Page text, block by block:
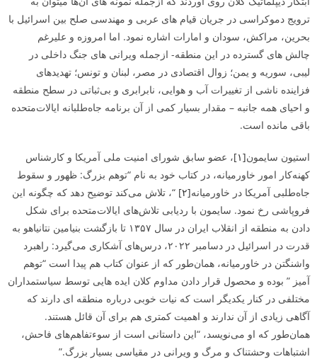
ترویج دموکراسی در جریان قیام ­های عربی و مهندسی صلح بین اسرائیل با
بحرین، مراکش، سودان و امارات اشاره نمود. اما امروزه و علی­رغم
چالش ­های گسترده در این منطقه- ازجمله ویرانی­ های جنگ داخلی در
لیبی، سوریه و یمن؛ زوال اقتصادی در مصر، لبنان و تونس؛ تهدیدهای
فزاینده ناشی از تغییرات آب و هوایی، نابرابری و بی‌ثباتی در سطح منطقه
و احیای همه­ جانبه – مقدار بسیار کمی از آن برنامه جاه‌طلبانه ایالات‌متحده
باقی مانده است.
استیون سایمون[۱]
، عضو سابق شورای امنیت ملی آمریکا و کارشناس
کهنه‌کار امور خاورمیانه، در کتاب خود به نام “توهم بزرگ: ظهور و سقوط
جاه‌طلبی آمریکا در خاورمیانه[۲]
“، تلاش می‌کند توضیح دهد که چگونه این
فروپاشی رخ نمود. سایمون با ردیابی تلاش‌های ایالات‌متحده برای شکل
دادن به منطقه از انقلاب ایران در سال ۱۳۵۷ تا بازگشت بنیامین نتانیاهو به
قدرت در اسرائیل در دسامبر ۲۰۲۲، درس‌های آشکاری می‌گیرد: راهبرد
واشنگتن در خاورمیانه، همان‌طور که از عنوان کتاب هم پیدا است “توهم
آمیز ” بوده و محصول قرار دادن مداوم کلان ایده­ هایی توسط سیاستمداران
مختلفی در کنار یکدیگر است که نیات خوبی درباره منطقه ­ای دارند که
آگاهی زیادی از آن ندارند و اهمیت کمتری هم برای آن قائل هستند.
همان‌طور که او می‌نویسد، “این داستانی است از سوءتفاهم‌های فاحش،
اشتباهات وحشتناک و مرگ و ویرانی در مقیاسی بسیار بزرگ.”